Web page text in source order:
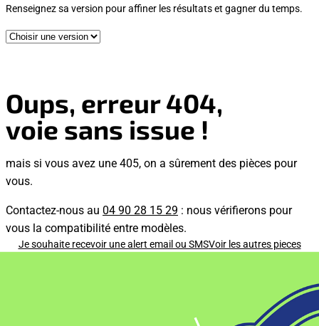
Renseignez sa version pour affiner les résultats et gagner du temps.
Oups, erreur 404,
voie sans issue !
mais si vous avez une 405, on a sûrement des pièces pour
vous.
Contactez-nous au 04 90 28 15 29 : nous vérifierons pour
vous la compatibilité entre modèles.
Je souhaite recevoir une alert email ou SMSVoir les autres pieces